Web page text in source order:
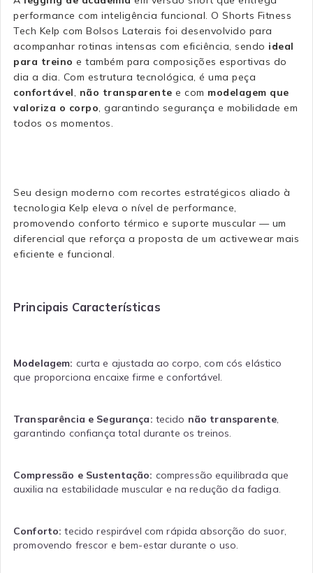
performance com inteligência funcional. O Shorts Fitness
Tech Kelp com Bolsos Laterais foi desenvolvido para
acompanhar rotinas intensas com eficiência, sendo ideal
para treino e também para composições esportivas do
dia a dia. Com estrutura tecnológica, é uma peça
confortável
não transparente e com modelagem que
valoriza o corpo , garantindo segurança e mobilidade em
todos os momentos.
Seu design moderno com recortes estratégicos aliado à
tecnologia Kelp eleva o nível de performance,
promovendo conforto térmico e suporte muscular — um
diferencial que reforça a proposta de um activewear mais
eficiente e funcional.
Principais Características
Modelagem: curta e ajustada ao corpo, com cós elástico
que proporciona encaixe firme e confortável.
Transparência e Segurança: tecido não transparente
garantindo confiança total durante os treinos.
Compressão e Sustentação: compressão equilibrada que
auxilia na estabilidade muscular e na redução da fadiga.
Conforto: tecido respirável com rápida absorção do suor,
promovendo frescor e bem-estar durante o uso.